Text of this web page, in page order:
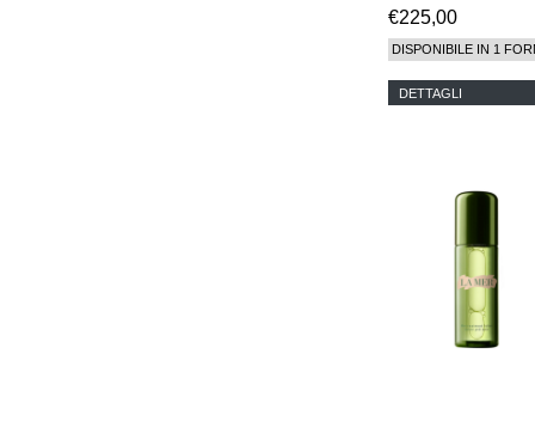
€225,00
DISPONIBILE IN 1
DETTAGLI